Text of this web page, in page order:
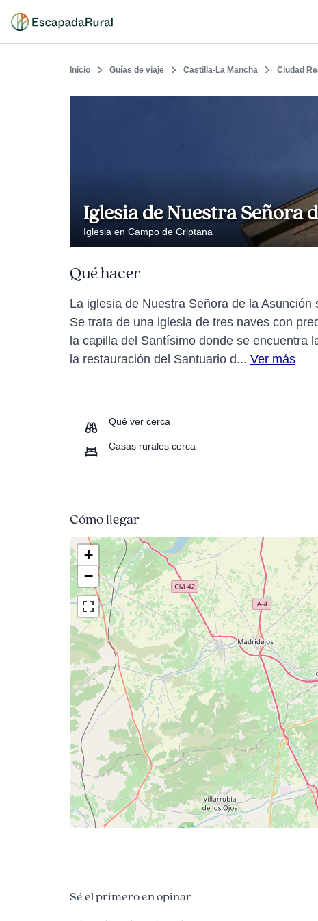
Inicio Guías de viaje Castilla-La Mancha Ciudad
Iglesia de Nuestra Señora
Iglesia en Campo de Criptana
Qué hacer
La iglesia de Nuestra Señora de la
Se trata de una iglesia de tres naves con
la capilla del Santísimo donde se encuentra
la restauración del Santuario d... Ver más
Qué ver cerca
Casas rurales cerca
Cómo llegar
+
−
Sé el primero en opinar